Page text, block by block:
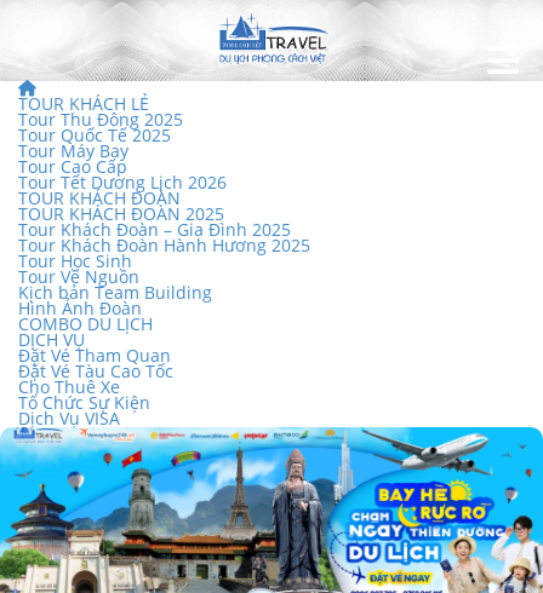
TOUR KHÁCH LẺ
Tour Thu Đông 2025
Tour Quốc Tế 2025
Tour Máy Bay
Tour Cao Cấp
Tour Tết Dương Lịch 2026
TOUR KHÁCH ĐOÀN
TOUR KHÁCH ĐOÀN 2025
Tour Khách Đoàn – Gia Đình 2025
Tour Khách Đoàn Hành Hương 2025
Tour Học Sinh
Tour Về Nguồn
Kịch bản Team Building
Hình Ảnh Đoàn
COMBO DU LỊCH
DỊCH VỤ
Đặt Vé Tham Quan
Đặt Vé Tàu Cao Tốc
Cho Thuê Xe
Tổ Chức Sự Kiện
Dịch Vụ VISA